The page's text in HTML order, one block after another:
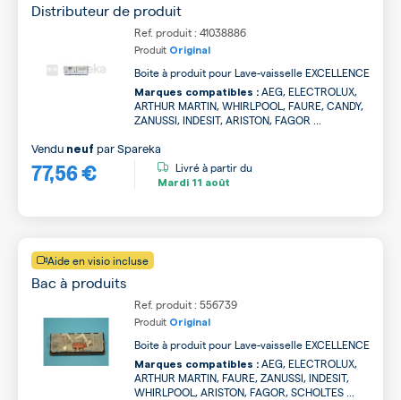
Distributeur de produit
Ref. produit : 41038886
Produit Original
Boite à produit pour Lave-vaisselle EXCELLENCE
Marques compatibles : AEG, ELECTROLUX,
ARTHUR MARTIN, WHIRLPOOL, FAURE, CANDY,
ZANUSSI, INDESIT, ARISTON, FAGOR ...
77,56 €
Vendu neuf parSpareka
Livré à partir du
Mardi 11 août
Aide en visio incluse
Bac à produits
Ref. produit : 556739
Produit Original
Boite à produit pour Lave-vaisselle EXCELLENCE
Marques compatibles : AEG, ELECTROLUX,
ARTHUR MARTIN, FAURE, ZANUSSI, INDESIT,
WHIRLPOOL, ARISTON, FAGOR, SCHOLTES ...